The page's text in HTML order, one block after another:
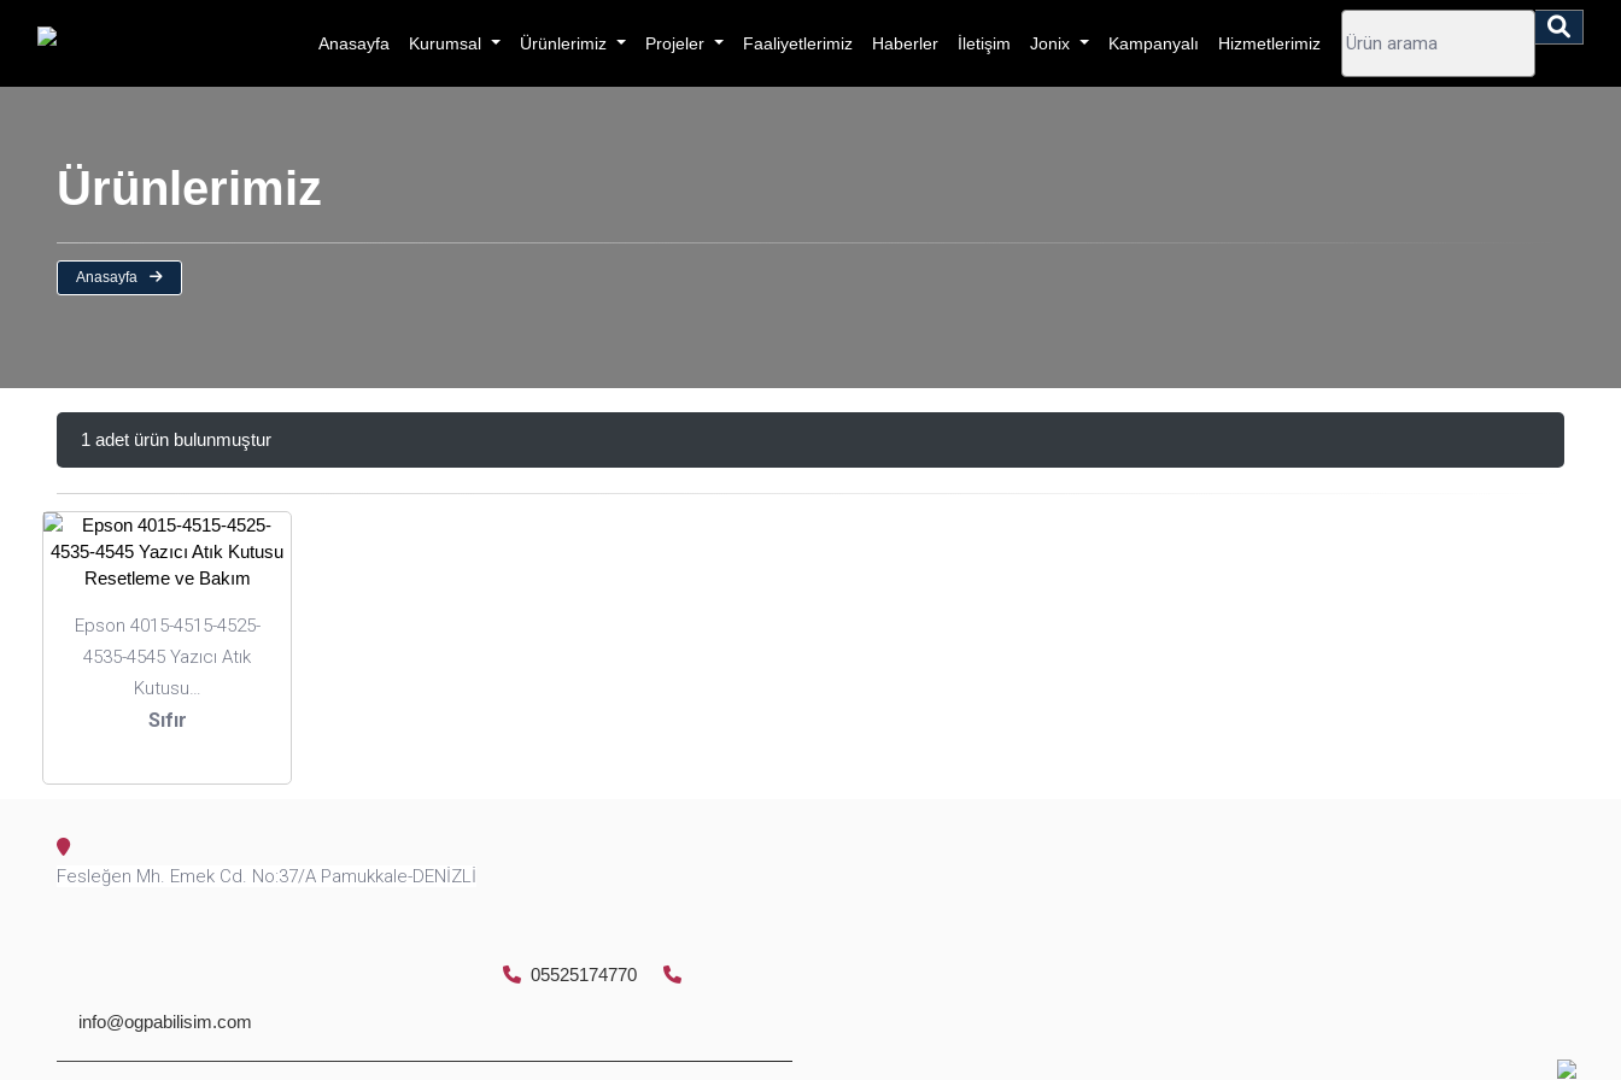
Anasayfa Kurumsal Ürünlerimiz Projeler Faaliyetlerimiz Haberler İletişim Jonix Kampanyalı Hizmetlerimiz
Ürünlerimiz
Anasayfa
1 adet ürün bulunmuştur
Epson 4015-4515-4525-
4535-4545 Yazıcı Atık
Kutusu…
Sıfır
Fesleğen Mh. Emek Cd. No:37/A Pamukkale-DENİZLİ
05525174770
info@ogpabilisim.com